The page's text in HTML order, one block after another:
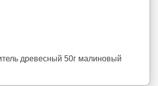
древесный 50г малиновый